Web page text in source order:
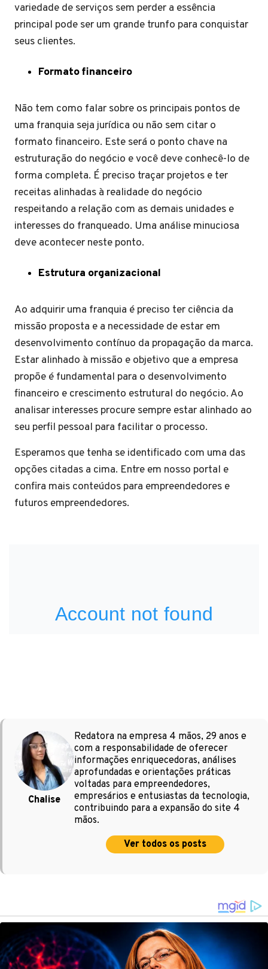
variedade de serviços sem perder a essência
principal pode ser um grande trunfo para conquistar
seus clientes.
Formato financeiro
Não tem como falar sobre os principais pontos de
uma franquia seja jurídica ou não sem citar o
formato financeiro. Este será o ponto chave na
estruturação do negócio e você deve conhecê-lo de
forma completa. É preciso traçar projetos e ter
receitas alinhadas à realidade do negócio
respeitando a relação com as demais unidades e
interesses do franqueado. Uma análise minuciosa
deve acontecer neste ponto.
Estrutura organizacional
Ao adquirir uma franquia é preciso ter ciência da
missão proposta e a necessidade de estar em
desenvolvimento contínuo da propagação da marca.
Estar alinhado à missão e objetivo que a empresa
propõe é fundamental para o desenvolvimento
financeiro e crescimento estrutural do negócio. Ao
analisar interesses procure sempre estar alinhado ao
seu perfil pessoal para facilitar o processo.
Esperamos que tenha se identificado com uma das
opções citadas a cima. Entre em nosso portal e
confira mais conteúdos para empreendedores e
futuros empreendedores.
Chalise
Redatora na empresa 4 mãos, 29 anos e
com a responsabilidade de oferecer
informações enriquecedoras, análises
aprofundadas e orientações práticas
voltadas para empreendedores,
empresários e entusiastas da tecnologia,
contribuindo para a expansão do site 4
mãos.
Ver todos os posts